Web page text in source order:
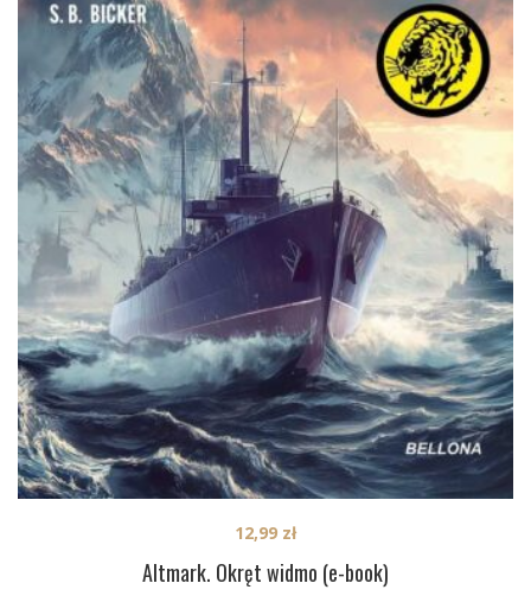
Altmark. Okręt widmo (e-book)
12,99 zł